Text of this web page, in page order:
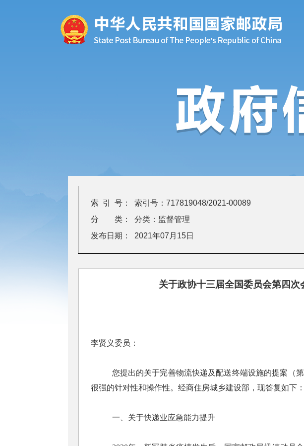
索 引 号： 索引号：717819048/2021-00089
分 类：
分类：监督管理
发布日期：
2021年07月15日
关于政协十三届全国委员会第四
李贤义委员：
您提出的关于完善物流快递及配送终端设施的提案（
很强的针对性和操作性。经商住房城乡建设部，现答复如下：
一、关于快递业应急能力提升